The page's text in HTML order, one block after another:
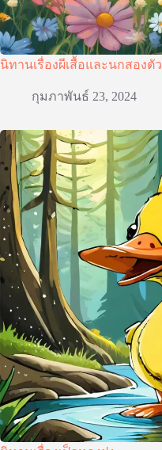
นิทานเรื่องผีเสื้อและนกสองตัว
กุมภาพันธ์ 23, 2024